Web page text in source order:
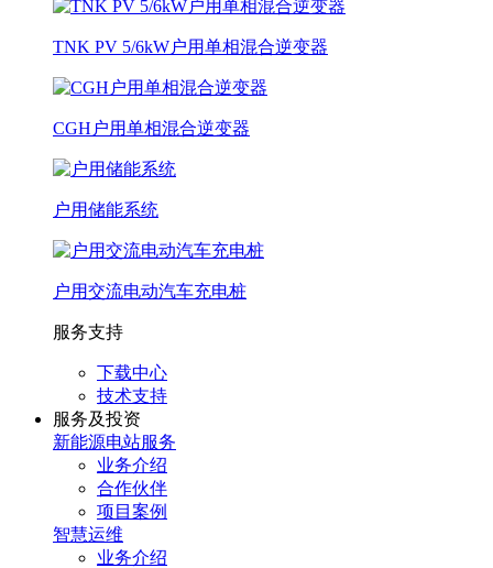
TNK PV 5/6kW户用单相混合逆变器
CGH户用单相混合逆变器
户用储能系统
户用交流电动汽车充电桩
服务支持
下载中心
技术支持
服务及投资
新能源电站服务
业务介绍
合作伙伴
项目案例
智慧运维
业务介绍